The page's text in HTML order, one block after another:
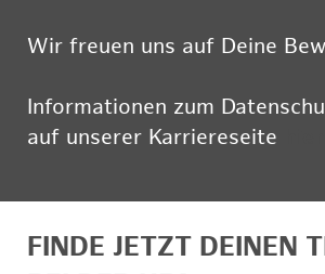
Wir freuen uns auf Deine
Informationen zum
auf unserer Karriereseite
FINDE JETZT DEINEN